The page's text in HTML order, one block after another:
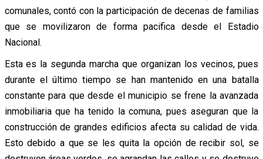
comunales, contó con la participación de decenas de familias
que se movilizaron de forma pacifica desde el Estadio
Nacional.
Esta es la segunda marcha que organizan los vecinos, pues
durante el último tiempo se han mantenido en una batalla
constante para que desde el municipio se frene la avanzada
inmobiliaria que ha tenido la comuna, pues aseguran que la
construcción de grandes edificios afecta su calidad de vida.
Esto debido a que se les quita la opción de recibir sol, se